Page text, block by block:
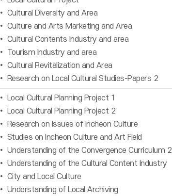
• Cultural Diversity and Area
• Culture and Arts Marketing and Area
• Cultural Contents Industry and area
• Tourism Industry and area
• Cultural Revitalization and Area
• Research on Local Cultural Studies-Papers 2
• Local Cultural Planning Project 1
• Local Cultural Planning Project 2
• Research on Issues of Incheon Culture
• Studies on Incheon Culture and Art Field
• Understanding of the Convergence Curriculum 2
• Understanding of the Cultural Content Industry
• City and Local Culture
• Understanding of Local Archiving